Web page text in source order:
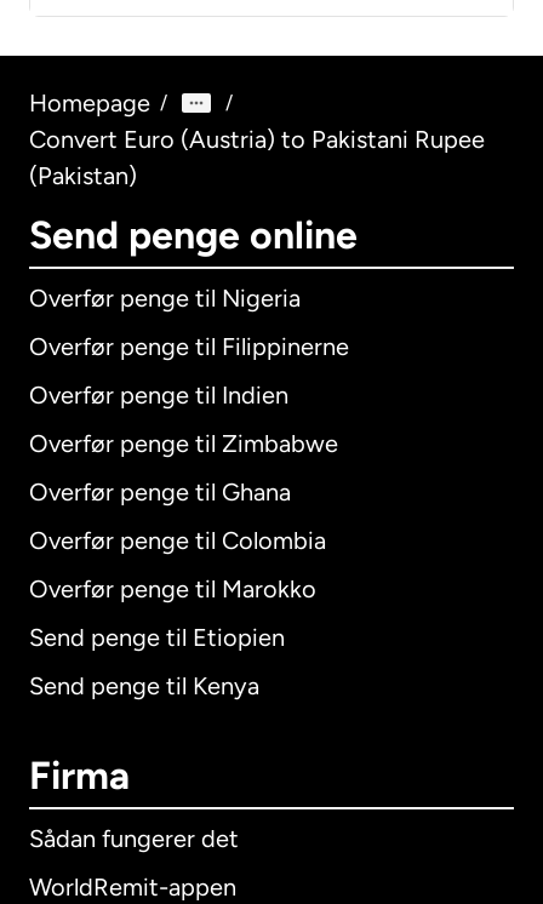
Homepage / /
Convert Euro (Austria) to Pakistani Rupee
(Pakistan)
Send penge online
Overfør penge til Nigeria
Overfør penge til Filippinerne
Overfør penge til Indien
Overfør penge til Zimbabwe
Overfør penge til Ghana
Overfør penge til Colombia
Overfør penge til Marokko
Send penge til Etiopien
Send penge til Kenya
Firma
Sådan fungerer det
WorldRemit-appen